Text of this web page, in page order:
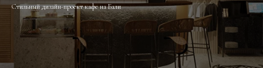
Стильный дизайн-проект кафе на Бали